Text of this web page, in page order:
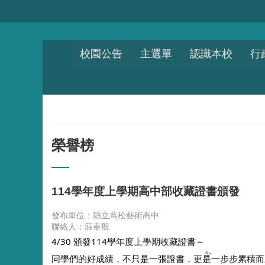
校園公告 主選單 認識本校 行
榮譽榜
114學年度上學期高中部收藏證書頒發
發布單位：縣立蔦松藝術高中
聯絡人：莊奉殷
4/30 頒發114學年度上學期收藏證書～
同學們的好成績，不只是一張證書，更是一步步累積